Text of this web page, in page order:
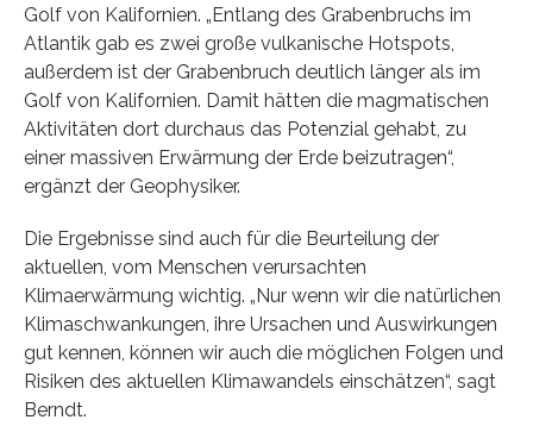
Golf von Kalifornien. „Entlang des Grabenbruchs im
Atlantik gab es zwei große vulkanische Hotspots,
außerdem ist der Grabenbruch deutlich länger als im
Golf von Kalifornien. Damit hätten die magmatischen
Aktivitäten dort durchaus das Potenzial gehabt, zu
einer massiven Erwärmung der Erde beizutragen“,
ergänzt der Geophysiker.
Die Ergebnisse sind auch für die Beurteilung der
aktuellen, vom Menschen verursachten
Klimaerwärmung wichtig. „Nur wenn wir die natürlichen
Klimaschwankungen, ihre Ursachen und Auswirkungen
gut kennen, können wir auch die möglichen Folgen und
Risiken des aktuellen Klimawandels einschätzen“, sagt
Berndt.